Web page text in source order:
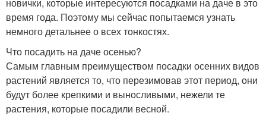
время года. Поэтому мы сейчас попытаемся узнать
немного детальнее о всех тонкостях.
Что посадить на даче осенью?
Самым главным преимуществом посадки осенних видов
растений является то, что перезимовав этот период, они
будут более крепкими и выносливыми, нежели те
растения, которые посадили весной.